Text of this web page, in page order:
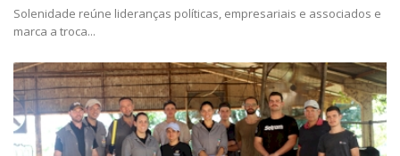
Solenidade reúne lideranças políticas, empresariais e associados e
marca a troca...